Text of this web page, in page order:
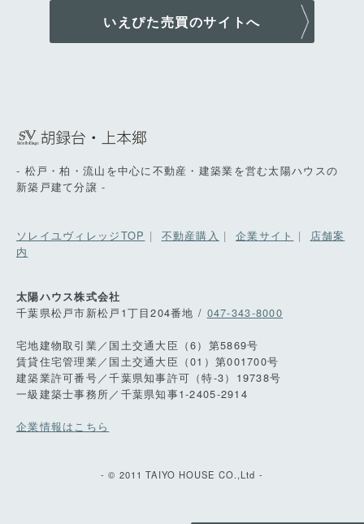
いえぴた売買のサイトへ
- 松戸・柏・流山を中心に不動産・建築業を営む太陽ハウスの
新築戸建て分譲 -
ソレイユヴィレッジTOP | 不動産購入 |企業サイト | 店舗案
内
太陽ハウス株式会社
千葉県松戸市新松戸1丁目204番地 / 047-343-8000
宅地建物取引業／国土交通大臣（6）第5869号
賃貸住宅管理業／国土交通大臣（01）第001700号
建築業許可番号／千葉県知事許可（特-3）19738号
一級建築士事務所／千葉県知事1-2405-2914
企業情報はこちら
- © 2011 TAIYO HOUSE CO.,Ltd -